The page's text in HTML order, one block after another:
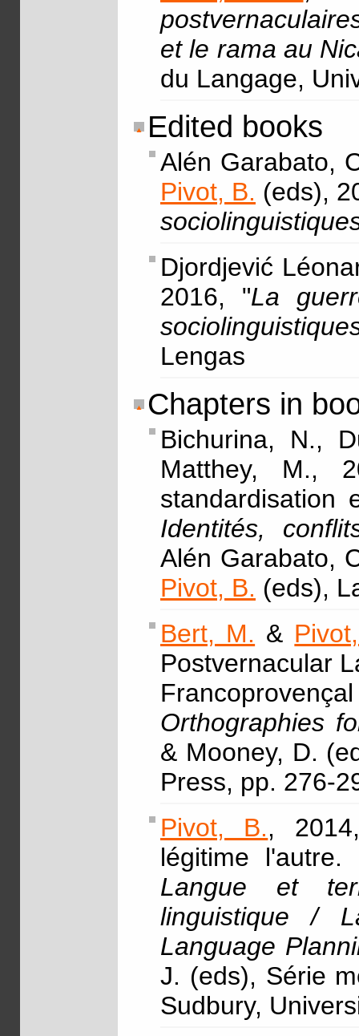
et le rama au
du Langage,
Edited books
Alén Garabato,
Pivot, B. (eds),
Djordjević
2016, "La
Lengas
Chapters in
Bichurina, N.,
Matthey, M.,
standardisation
Identités,
Alén Garabato,
Pivot, B. (eds),
Bert, M. &
Postvernacular
Orthographies
& Mooney, D.
Press, pp. 276-
Pivot, B.,
légitime
Langue et
linguistique /
Language
J. (eds), Série
Sudbury,